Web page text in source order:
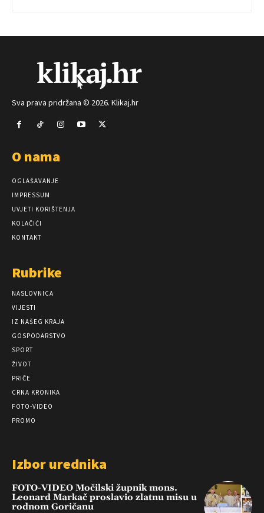
Sva prava pridržana © 2026. Klikaj.hr
O nama
OGLAŠAVANJE
IMPRESSUM
UVJETI KORIŠTENJA
KOLAČIĆI
KONTAKT
Rubrike
NASLOVNICA
VIJESTI
IZ NAŠEG KRAJA
GOSPODARSTVO
SPORT
ŽIVOT
PRIČE
CRNA KRONIKA
FOTO-VIDEO
PROMO
Izbor urednika
FOTO-VIDEO Močilski župnik mons.
Leonard Markač proslavio zlatnu misu u
rodnom Goričanu